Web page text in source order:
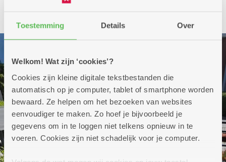
Toestemming Details Over
Welkom! Wat zijn ‘cookies’?
Cookies zijn kleine digitale tekstbestanden die
automatisch op je computer, tablet of smartphone worden
bewaard. Ze helpen om het bezoeken van websites
eenvoudiger te maken. Zo hoef je bijvoorbeeld je
gegevens om in te loggen niet telkens opnieuw in te
voeren. Cookies zijn niet schadelijk voor je computer.